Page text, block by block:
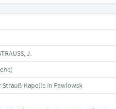
J.
Kapelle in Pawlowsk